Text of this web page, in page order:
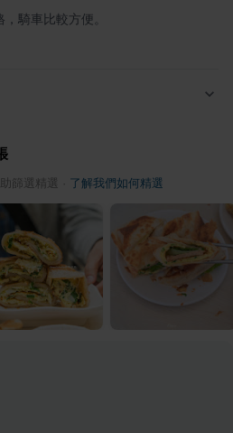
騎車比較方便。
篩選精選 了解我們如何精選